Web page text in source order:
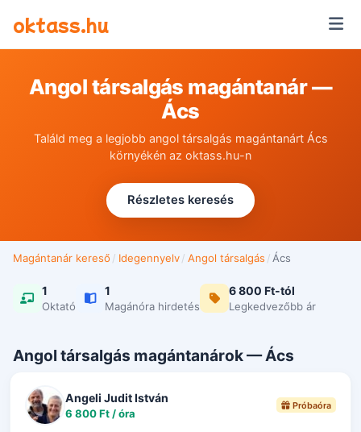
oktass.hu
Angol társalgás magántanár —
Ács
Találd meg a legjobb angol társalgás magántanárt Ács
környékén az oktass.hu-n
Részletes keresés
Magántanár kereső / Idegennyelv / Angol társalgás / Ács
1
Oktató
1
Magánóra hirdetés
6 800 Ft-tól
Legkedvezőbb ár
Angol társalgás magántanárok — Ács
Angeli Judit István
6 800 Ft / óra
Próbaóra